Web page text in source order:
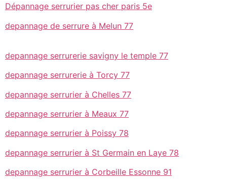
Dépannage serrurier pas cher paris 5e
depannage de serrure à Melun 77
depannage serrurerie savigny le temple 77
depannage serrurerie à Torcy 77
depannage serrurier à Chelles 77
depannage serrurier à Meaux 77
depannage serrurier à Poissy 78
depannage serrurier à St Germain en Laye 78
depannage serrurier à Corbeille Essonne 91